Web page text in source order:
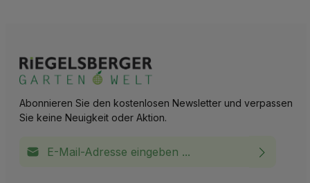
Abonnieren Sie den kostenlosen Newsletter und verpassen
Sie keine Neuigkeit oder Aktion.